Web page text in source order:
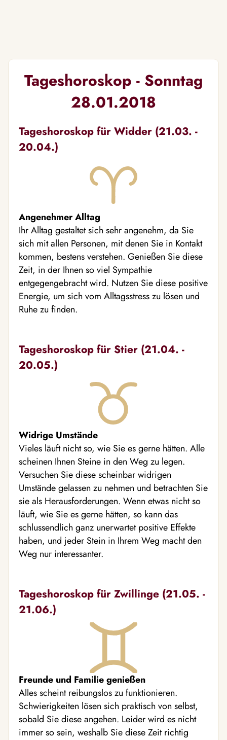
Tageshoroskop - Sonntag
28.01.2018
Tageshoroskop für Widder (21.03. -
20.04.)
Angenehmer Alltag
Ihr Alltag gestaltet sich sehr angenehm, da Sie
sich mit allen Personen, mit denen Sie in Kontakt
kommen, bestens verstehen. Genießen Sie diese
Zeit, in der Ihnen so viel Sympathie
entgegengebracht wird. Nutzen Sie diese positive
Energie, um sich vom Alltagsstress zu lösen und
Ruhe zu finden.
Tageshoroskop für Stier (21.04. -
20.05.)
Widrige Umstände
Vieles läuft nicht so, wie Sie es gerne hätten. Alle
scheinen Ihnen Steine in den Weg zu legen.
Versuchen Sie diese scheinbar widrigen
Umstände gelassen zu nehmen und betrachten Sie
sie als Herausforderungen. Wenn etwas nicht so
läuft, wie Sie es gerne hätten, so kann das
schlussendlich ganz unerwartet positive Effekte
haben, und jeder Stein in Ihrem Weg macht den
Weg nur interessanter.
Tageshoroskop für Zwillinge (21.05. -
21.06.)
Freunde und Familie genießen
Alles scheint reibungslos zu funktionieren.
Schwierigkeiten lösen sich praktisch von selbst,
sobald Sie diese angehen. Leider wird es nicht
immer so sein, weshalb Sie diese Zeit richtig